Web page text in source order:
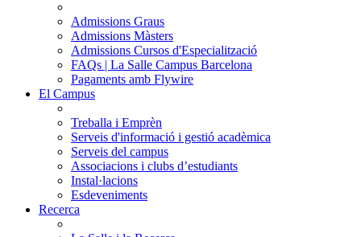
Admissions Graus
Admissions Màsters
Admissions Cursos d'Especialització
FAQs | La Salle Campus Barcelona
Pagaments amb Flywire
El Campus
Treballa i Emprèn
Serveis d'informació i gestió acadèmica
Serveis del campus
Associacions i clubs d’estudiants
Instal·lacions
Esdeveniments
Recerca